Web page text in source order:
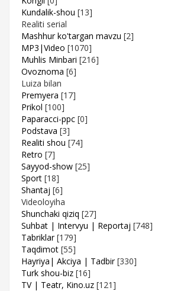
Kundalik-shou [13]
Realiti serial
Mashhur ko'targan mavzu [2]
MP3|Video [1070]
Muhlis Minbari [216]
Ovoznoma [6]
Luiza bilan
Premyera [17]
Prikol [100]
Paparacci-ppc [0]
Podstava [3]
Realiti shou [74]
Retro [7]
Sayyod-show [25]
Sport [18]
Shantaj [6]
Videoloyiha
Shunchaki qiziq [27]
Suhbat | Intervyu | Reportaj [748]
Tabriklar [179]
Taqdimot [55]
Hayriya| Akciya | Tadbir [330]
Turk shou-biz [16]
TV | Teatr, Kino.uz [121]